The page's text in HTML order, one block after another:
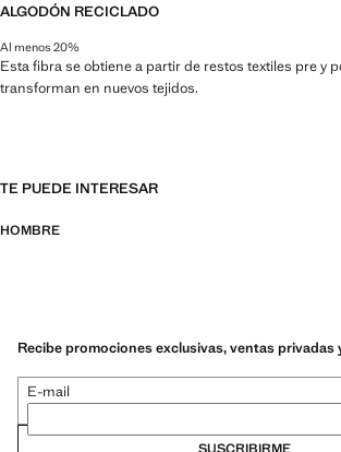
ALGODÓN RECICLADO
Al menos 20%
Esta fibra se obtiene a partir de restos textiles pre y
transforman en nuevos tejidos.
TE PUEDE INTERESAR
HOMBRE
Recibe promociones exclusivas, ventas privadas
E-mail